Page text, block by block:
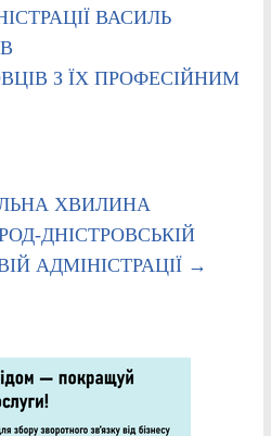
ВАСИЛЬ
З ЇХ ПРОФЕСІЙНИМ
ХВИЛИНА
ДНІСТРОВСЬКІЙ
АДМІНІСТРАЦІЇ →